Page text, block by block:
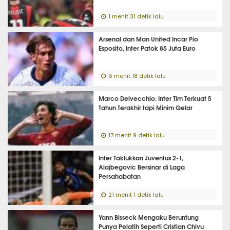
1 menit 31 detik lalu
Arsenal dan Man United Incar Pio
Esposito, Inter Patok 85 Juta Euro
6 menit 18 detik lalu
Marco Delvecchio: Inter Tim Terkuat 5
Tahun Terakhir tapi Minim Gelar
17 menit 9 detik lalu
Inter Taklukkan Juventus 2-1,
Alajbegovic Bersinar di Laga
Persahabatan
21 menit 1 detik lalu
Yann Bisseck Mengaku Beruntung
Punya Pelatih Seperti Cristian Chivu